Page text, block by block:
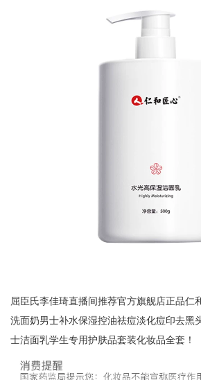
屈臣氏李佳琦直播间推荐官方旗舰店正品仁
洗面奶男士补水保湿控油祛痘淡化痘印去黑
士洁面乳学生专用护肤品套装化妆品全套！